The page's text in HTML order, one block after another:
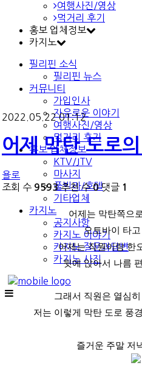
여행사진/영상
먹거리 후기
홍보 업체정보
카지노
필리핀 소식
필리핀 뉴스
커뮤니티
가입인사
자유로운 이야기
여행사진/영상
먹거리 후기
홍보 업체정보
KTV/JTV
마사지
풀빌라/호텔
기타업체
카지노
공지사항
카지노 이야기
카지노 질문과답변
카지노 사진
2022.05.22 01:12
어제 막탄 도로
욜로
조회 수 9593 추천 수0 댓글 1
어제는 막탄쪽으
오토바이 타
어제는 직원이랑 한
뒷에 앉아서 나름
그래서 직원은 열심
저는 이렇게 막탄 도로 풍
즐거운 주말 저